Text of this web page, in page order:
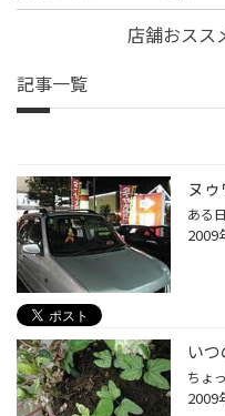
店舗おスス
記事一覧
ヌ
2009
い
2009